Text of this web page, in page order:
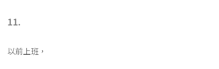
11.
以前上班，